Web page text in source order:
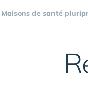
Maisons de santé